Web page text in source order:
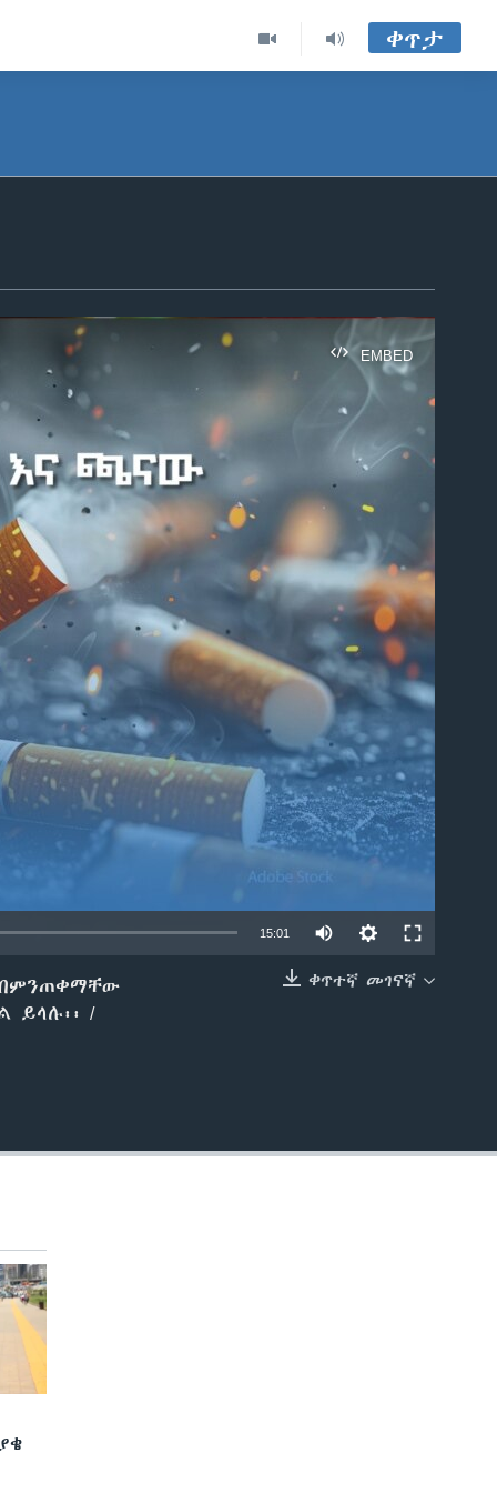
ቀጥታ
EMBED
15:01
ቀጥተኛ መገናኛ
ይላሉ፡፡ /